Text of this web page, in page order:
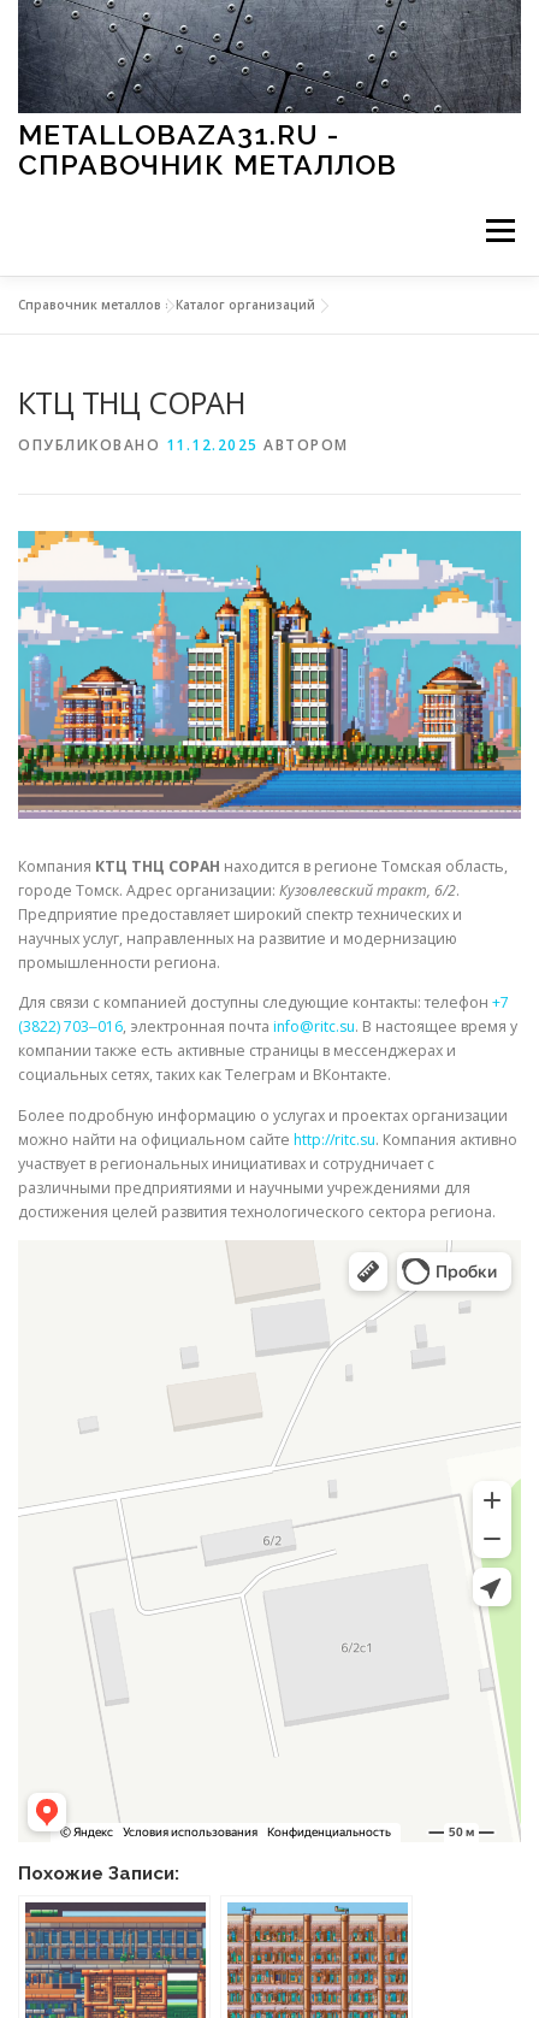
Перейти к содержимому
METALLOBAZA31.RU -
СПРАВОЧНИК МЕТАЛЛОВ
Меню
МЕТАЛЛЫ И ОКРУЖАЮЩАЯ СРЕДА
СВОЙСТВА МЕТАЛЛОВ СОРТА МЕТАЛЛОВ
СТАТЬИ
Справочник металлов »Каталог организаций
КТЦ ТНЦ СОРАН
ОПУБЛИКОВАНО 11.12.2025 АВТОРОМ
Компания КТЦ ТНЦ СОРАН находится в регионе Томская область,
городе Томск. Адрес организации: Кузовлевский тракт, 6/2.
Предприятие предоставляет широкий спектр технических и
научных услуг, направленных на развитие и модернизацию
промышленности региона.
Для связи с компанией доступны следующие контакты: телефон +7
(3822) 703‒016, электронная почта info@ritc.su. В настоящее время у
компании также есть активные страницы в мессенджерах и
социальных сетях, таких как Телеграм и ВКонтакте.
Более подробную информацию о услугах и проектах организации
можно найти на официальном сайте http://ritc.su. Компания активно
участвует в региональных инициативах и сотрудничает с
различными предприятиями и научными учреждениями для
достижения целей развития технологического сектора региона.
Похожие Записи: